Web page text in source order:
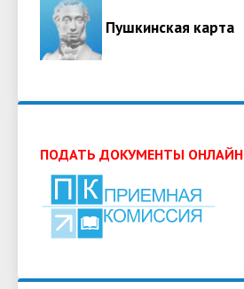
Пушкинская карта
ПОДАТЬ ДОКУМЕНТЫ ОНЛАЙН